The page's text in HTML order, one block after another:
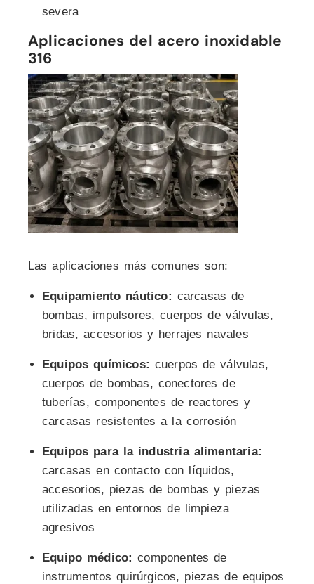
severa
Aplicaciones del acero inoxidable
316
Las aplicaciones más comunes son:
Equipamiento náutico: carcasas de
bombas, impulsores, cuerpos de válvulas,
bridas, accesorios y herrajes navales
Equipos químicos: cuerpos de válvulas,
cuerpos de bombas, conectores de
tuberías, componentes de reactores y
carcasas resistentes a la corrosión
Equipos para la industria alimentaria:
carcasas en contacto con líquidos,
accesorios, piezas de bombas y piezas
utilizadas en entornos de limpieza
agresivos
Equipo médico: componentes de
instrumentos quirúrgicos, piezas de equipos